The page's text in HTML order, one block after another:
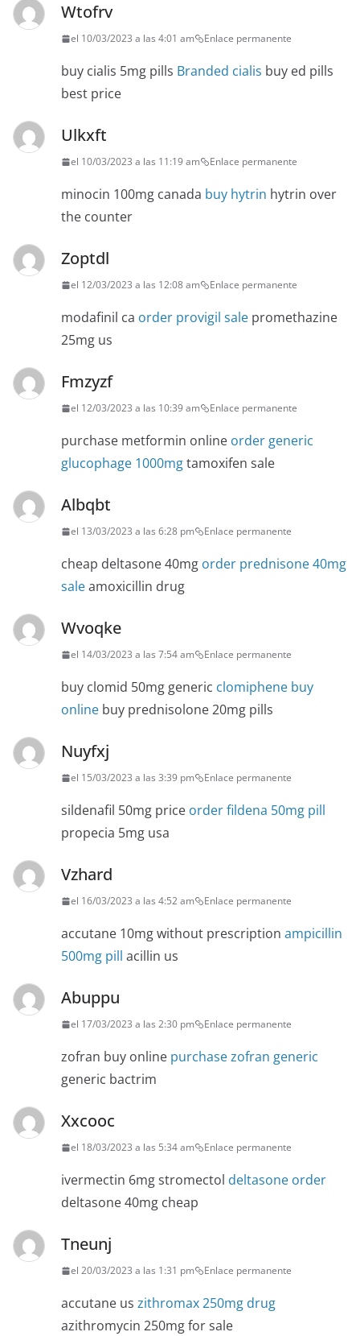
Wtofrv
el 10/03/2023 a las 4:01 am Enlace permanente
buy cialis 5mg pills Branded cialis buy ed pills
best price
Ulkxft
el 10/03/2023 a las 11:19 am Enlace permanente
minocin 100mg canada buy hytrin hytrin over
the counter
Zoptdl
el 12/03/2023 a las 12:08 am Enlace permanente
modafinil ca order provigil sale promethazine
25mg us
Fmzyzf
el 12/03/2023 a las 10:39 am Enlace permanente
purchase metformin online order generic
glucophage 1000mgtamoxifen sale
Albqbt
el 13/03/2023 a las 6:28 pm Enlace permanente
cheap deltasone 40mg order prednisone 40mg
saleamoxicillin drug
Wvoqke
el 14/03/2023 a las 7:54 am Enlace permanente
buy clomid 50mg generic clomiphene buy
online buy prednisolone 20mg pills
Nuyfxj
el 15/03/2023 a las 3:39 pm Enlace permanente
sildenafil 50mg price order fildena 50mg pill
propecia 5mg usa
Vzhard
el 16/03/2023 a las 4:52 am Enlace permanente
accutane 10mg without prescription ampicillin
500mg pill acillin us
Abuppu
el 17/03/2023 a las 2:30 pm Enlace permanente
zofran buy online purchase zofran generic
generic bactrim
Xxcooc
el 18/03/2023 a las 5:34 am Enlace permanente
ivermectin 6mg stromectol deltasone order
deltasone 40mg cheap
Tneunj
el 20/03/2023 a las 1:31 pm Enlace permanente
accutane us zithromax 250mg drug
azithromycin 250mg for sale